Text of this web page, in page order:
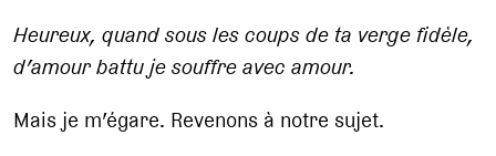
Heureux, quand sous les coups de ta verge fidèle,
d’amour battu je souffre avec amour.
Mais je m’égare. Revenons à notre sujet.